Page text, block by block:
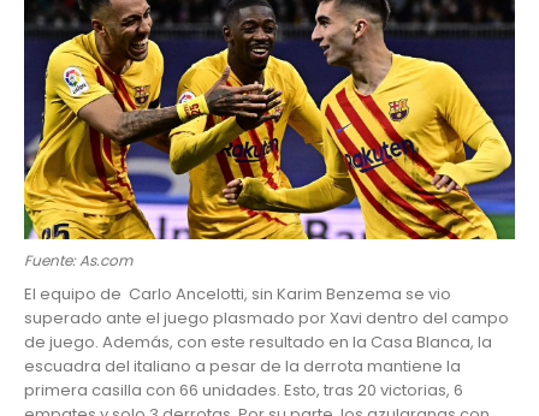
Fuente: As.com
El equipo de Carlo Ancelotti, sin Karim Benzema se vio
superado ante el juego plasmado por Xavi dentro del campo
de juego. Además, con este resultado en la Casa Blanca, la
escuadra del italiano a pesar de la derrota mantiene la
primera casilla con 66 unidades. Esto, tras 20 victorias, 6